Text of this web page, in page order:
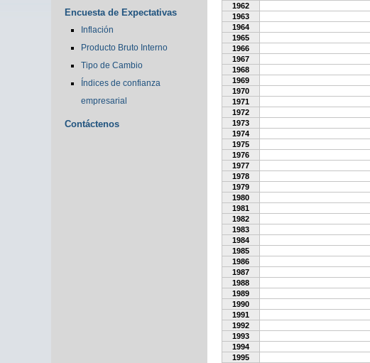
Encuesta de Expectativas
Inflación
Producto Bruto Interno
Tipo de Cambio
Índices de confianza
empresarial
Contáctenos
1962
1963
1964
1965
1966
1967
1968
1969
1970
1971
1972
1973
1974
1975
1976
1977
1978
1979
1980
1981
1982
1983
1984
1985
1986
1987
1988
1989
1990
1991
1992
1993
1994
1995